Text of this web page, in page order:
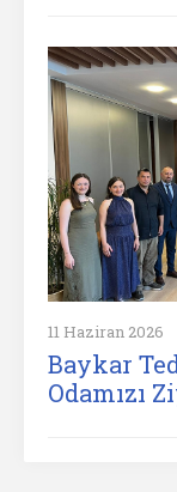
11 Haziran 2026
Baykar
Odamızı